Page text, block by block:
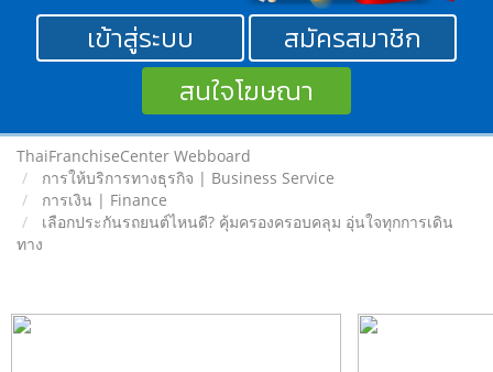
เข้าสู่ระบบ
สมัครสมาชิก
สนใจโฆษณา
ThaiFranchiseCenter Webboard
การให้บริการทางธุรกิจ | Business Service
การเงิน | Finance
เลือกประกันรถยนต์ไหนดี? คุ้มครองครอบคลุม อุ่นใจทุกการเดิน
ทาง